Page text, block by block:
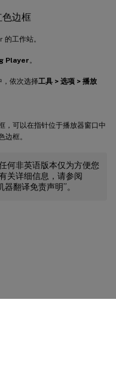
边框
工作站。
Player。
，依次选择工具 > 选项 > 播放
，可以在指针位于播放器窗口中
边框。
何非英语版本仅为方便您
关详细信息，请参阅
器翻译免责声明”。